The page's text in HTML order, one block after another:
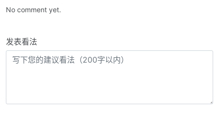
No comment yet.
发表看法